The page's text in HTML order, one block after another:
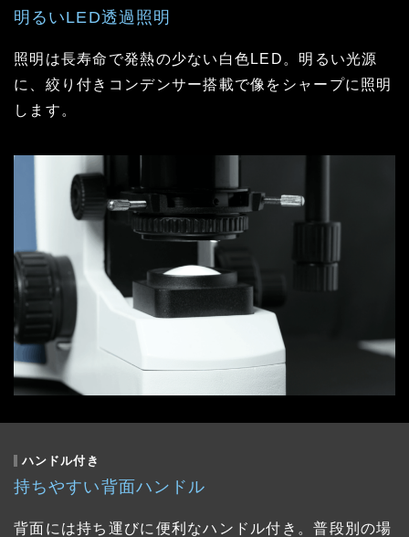
明るいLED透過照明
照明は長寿命で発熱の少ない白色LED。明るい光源
に、絞り付きコンデンサー搭載で像をシャープに照明
します。
ハンドル付き
持ちやすい背面ハンドル
背面には持ち運びに便利なハンドル付き。普段別の場